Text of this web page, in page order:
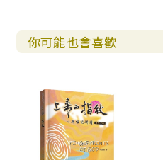
你可能也會喜歡